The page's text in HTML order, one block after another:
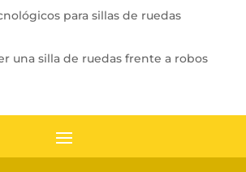
para sillas de ruedas
una silla de ruedas frente a robos